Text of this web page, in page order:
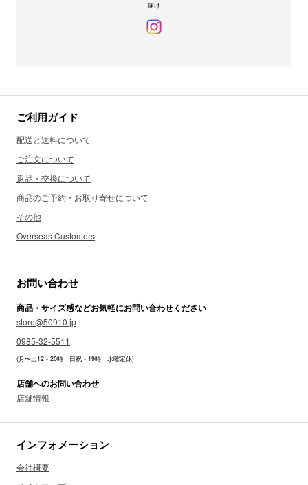
届け
ご利用ガイド
配送と送料について
ご注文について
返品・交換について
商品のご予約・お取り寄せについて
その他
Overseas Customers
お問い合わせ
商品・サイズ感などお気軽にお問い合わせください
store@50910.jp
0985-32-5511
(月〜土12 - 20時 日祝 - 19時 水曜定休)
店舗へのお問い合わせ
店舗情報
インフォメーション
会社概要